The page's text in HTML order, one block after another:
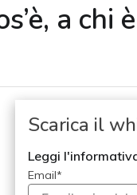
a chi
Scarica il
Leggi
Email*